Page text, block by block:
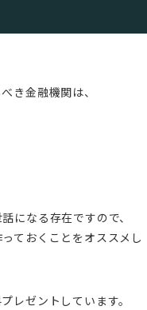
き金融機関は、
になる存在ですので、
ておくことをオススメし
レゼントしています。